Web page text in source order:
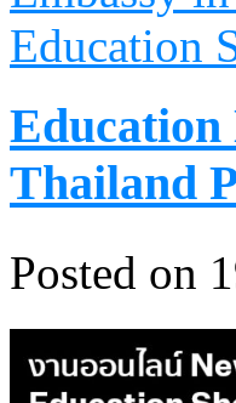
Education
Thailand
Posted on